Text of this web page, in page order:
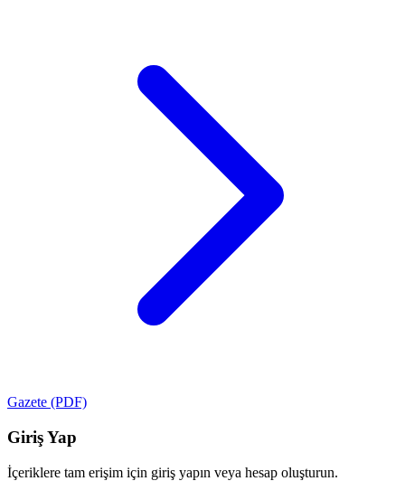
Gazete (PDF)
Giriş Yap
İçeriklere tam erişim için giriş yapın veya hesap oluşturun.